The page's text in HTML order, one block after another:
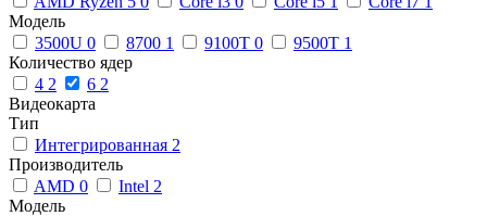
Модель
3500U 0 8700 1 9100T 0 9500T 1
Количество ядер
4 2 6 2
Видеокарта
Тип
Интегрированная 2
Производитель
AMD 0 Intel 2
Модель